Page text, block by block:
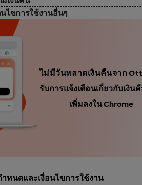
ไขการใช้งานอื่นๆ
ไม่มีวันพลาดเงินคืนจาก
รับการแจ้งเตือนเกี่ยวกับเงิ
เพิ่มลงใน Chrome
หนดและเงื่อนไขการใช้งาน